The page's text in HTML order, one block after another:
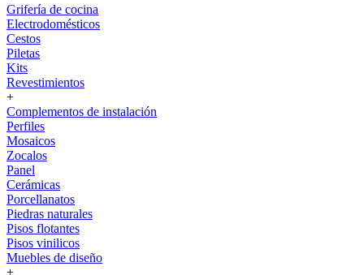
Grifería de cocina
Electrodomésticos
Cestos
Piletas
Kits
Revestimientos
+
Complementos de instalación
Perfiles
Mosaicos
Zocalos
Panel
Cerámicas
Porcellanatos
Piedras naturales
Pisos flotantes
Pisos vinilicos
Muebles de diseño
+